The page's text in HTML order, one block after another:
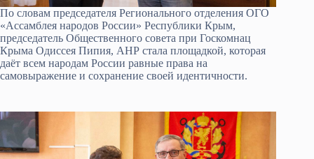
По словам председателя Регионального отделения ОГО
«Ассамблея народов России» Республики Крым,
председатель Общественного совета при Госкомнац
Крыма Одиссея Пипия, АНР стала площадкой, которая
даёт всем народам России равные права на
самовыражение и сохранение своей идентичности.